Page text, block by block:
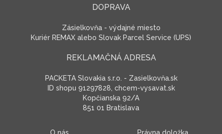
DOPRAVA
Zásielkovňa - výdajné miesto
Kuriér REMAX alebo Slovak Parcel Service (UPS)
REKLAMAČNÁ ADRESA
PACKETA Slovakia s.r.o. - Zasielkovňa.sk
ID shopu 91297828, chcem-vysavat.sk
Kopčianska 92/A
851 01 Bratislava
O nás Právna doložka